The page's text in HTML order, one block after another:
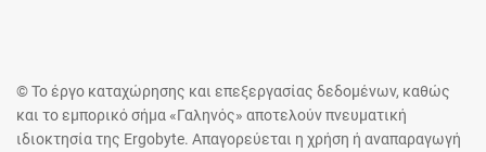
© Το έργο καταχώρησης και επεξεργασίας δεδομένων, καθώς
και το εμπορικό σήμα «Γαληνός» αποτελούν πνευματική
ιδιοκτησία της Ergobyte. Απαγορεύεται η χρήση ή αναπαραγωγή